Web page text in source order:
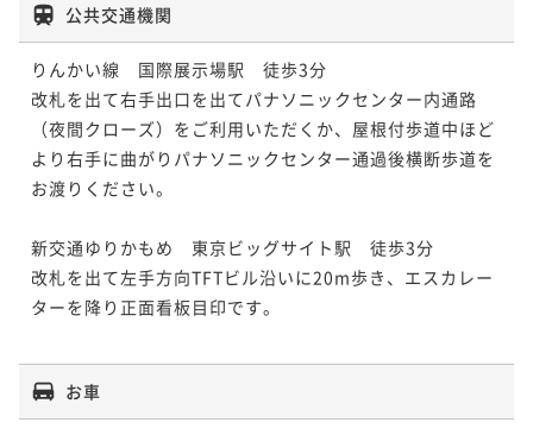
公共交通機関
りんかい線　国際展示場駅　徒歩3分
改札を出て右手出口を出てパナソニックセンター内通路
（夜間クローズ）をご利用いただくか、屋根付歩道中ほど
より右手に曲がりパナソニックセンター通過後横断歩道を
お渡りください。
新交通ゆりかもめ　東京ビッグサイト駅　徒歩3分
改札を出て左手方向TFTビル沿いに20m歩き、エスカレー
ターを降り正面看板目印です。
お車